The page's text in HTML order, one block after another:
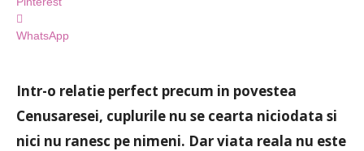
WhatsApp
Intr-o relatie perfect precum in povestea
Cenusaresei, cuplurile nu se cearta niciodata si
nici nu ranesc pe nimeni. Dar viata reala nu este